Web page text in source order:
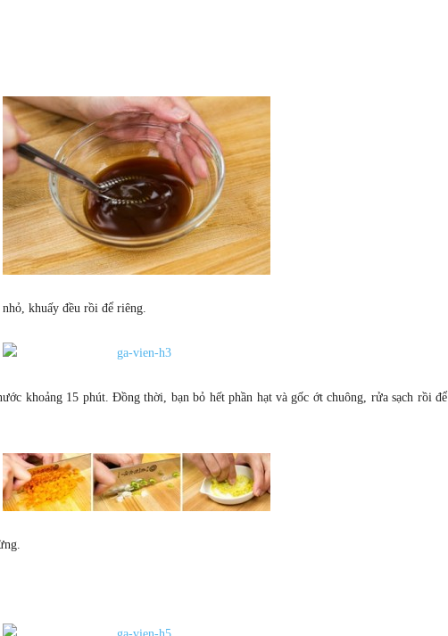
khuấy đều rồi để riêng.
khoảng 15 phút. Đồng thời, bạn bỏ hết phần hạt và gốc ớt chuông, rửa sạch rồi để